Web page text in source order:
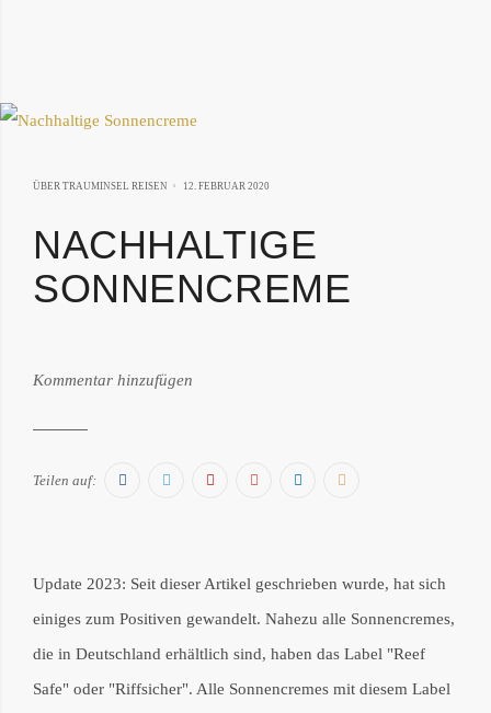
ÜBER TRAUMINSEL REISEN 12. FEBRUAR 2020
2025
NACHHALTIGE
SONNENCREME
Philipp
Kommentar hinzufügen
Teilen auf: FacebookTwitterPinterestGoogle+LinkedInE-
Update 2023: Seit dieser Artikel geschrieben wurde, hat sich
einiges zum Positiven gewandelt. Nahezu alle Sonnencremes,
die in Deutschland erhältlich sind, haben das Label "Reef
Safe" oder "Riffsicher". Alle Sonnencremes mit diesem Label